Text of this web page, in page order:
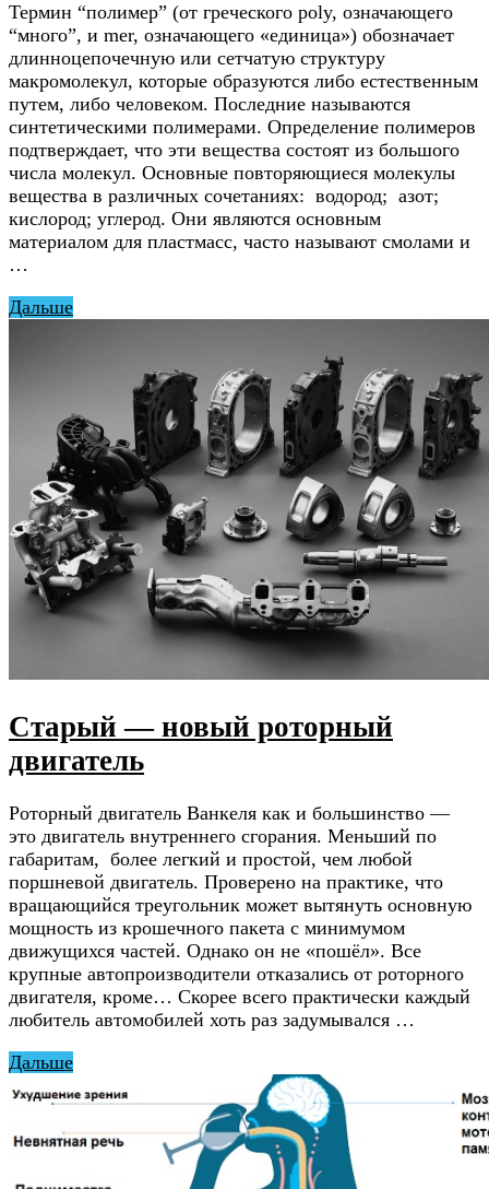
Термин “полимер” (от греческого poly, означающего
“много”, и mer, означающего «единица») обозначает
длинноцепочечную или сетчатую структуру
макромолекул, которые образуются либо естественным
путем, либо человеком. Последние называются
синтетическими полимерами. Определение полимеров
подтверждает, что эти вещества состоят из большого
числа молекул. Основные повторяющиеся молекулы
вещества в различных сочетаниях: водород; азот;
кислород; углерод. Они являются основным
материалом для пластмасс, часто называют смолами и
…
Дальше
Старый — новый роторный
двигатель
Роторный двигатель Ванкеля как и большинство —
это двигатель внутреннего сгорания. Меньший по
габаритам, более легкий и простой, чем любой
поршневой двигатель. Проверено на практике, что
вращающийся треугольник может вытянуть основную
мощность из крошечного пакета с минимумом
движущихся частей. Однако он не «пошёл». Все
крупные автопроизводители отказались от роторного
двигателя, кроме… Скорее всего практически каждый
любитель автомобилей хоть раз задумывался …
Дальше